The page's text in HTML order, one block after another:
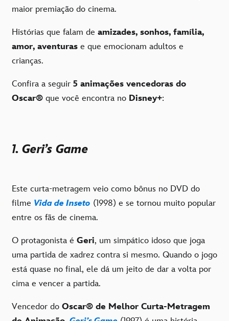
maior premiação do cinema.
Histórias que falam de amizades, sonhos, família,
amor, aventuras e que emocionam adultos e
crianças.
Confira a seguir 5 animações vencedoras do
Oscar® que você encontra no Disney+:
1. Geri’s Game
Este curta-metragem veio como bônus no DVD do
filme Vida de Inseto (1998) e se tornou muito popular
entre os fãs de cinema.
O protagonista é Geri, um simpático idoso que joga
uma partida de xadrez contra si mesmo. Quando o jogo
está quase no final, ele dá um jeito de dar a volta por
cima e vencer a partida.
Vencedor do Oscar® de Melhor Curta-Metragem